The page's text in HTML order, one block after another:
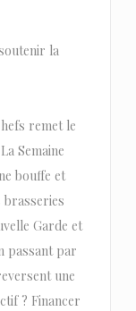
la
remet le
Semaine
bouffe et
brasseries
Garde et
passant par
une
? Financer